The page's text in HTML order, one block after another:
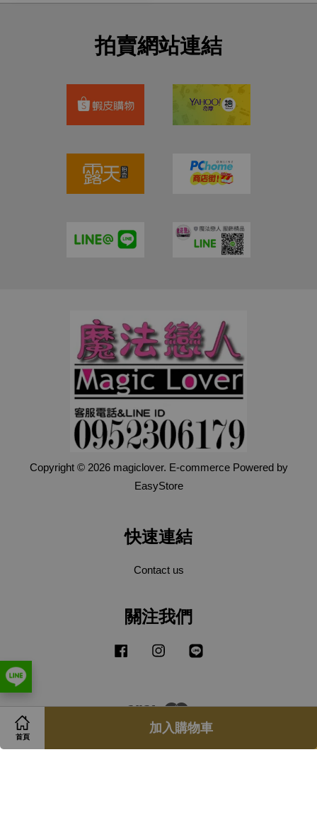
首頁
加入購物車
拍賣網站連結
Copyright © 2026 magiclover. E-commerce Powered by
EasyStore
快速連結
Contact us
關注我們
Facebook Instagram
Visa Master